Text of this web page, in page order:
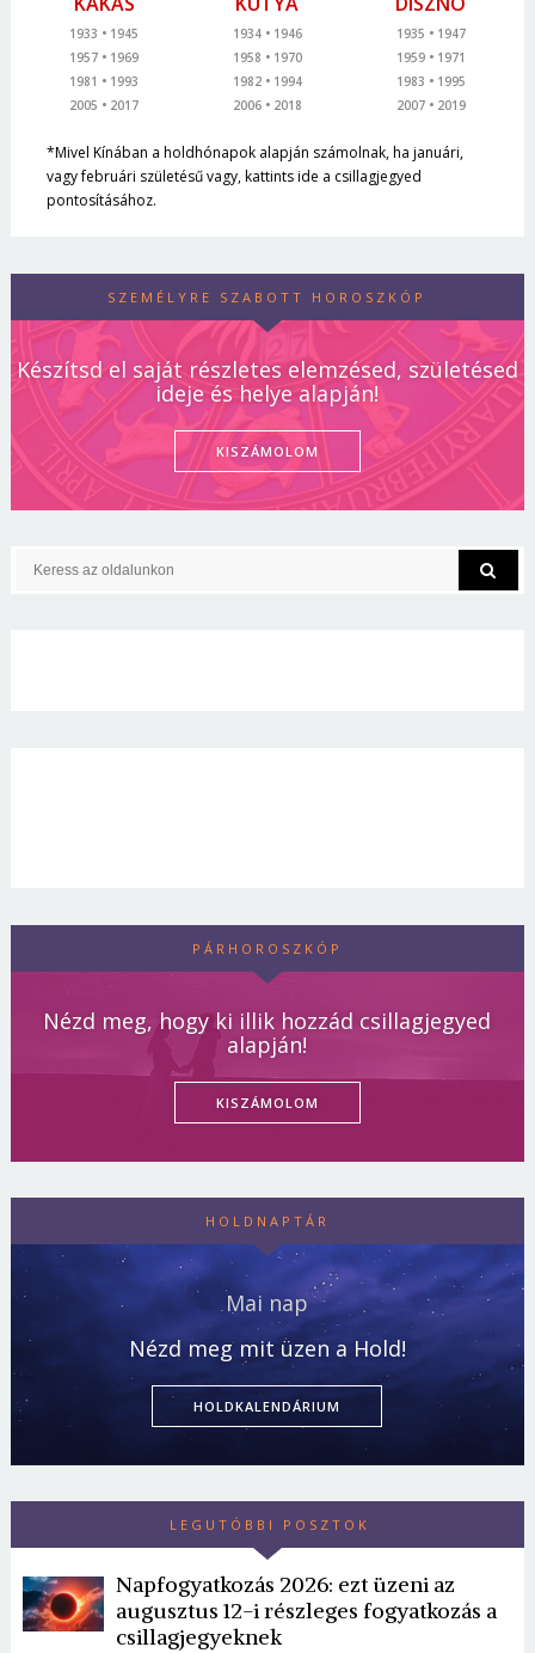
1933
1945
1957
1969
1981
1993
2005
2017
1934
1946
1958
1970
1982
1994
2006
2018
1935
1947
1959
1971
1983
1995
2007
2019
*Mivel Kínában a holdhónapok alapján számolnak, ha januári,
vagy februári születésű vagy, kattints ide a csillagjegyed
pontosításához.
SZEMÉLYRE SZABOTT HOROSZKÓP
Készítsd el saját részletes elemzésed, születésed
ideje és helye alapján!
KISZÁMOLOM
PÁRHOROSZKÓP
Nézd meg, hogy ki illik hozzád csillagjegyed
alapján!
KISZÁMOLOM
HOLDNAPTÁR
Mai nap
Nézd meg mit üzen a Hold!
HOLDKALENDÁRIUM
LEGUTÓBBI POSZTOK
Napfogyatkozás 2026: ezt üzeni az
augusztus 12-i részleges fogyatkozás a
csillagjegyeknek